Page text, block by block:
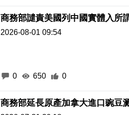
商務部譴責美國列中國實體入所
2026-08-01 09:54
0 650 0
商務部延長原產加拿大進口豌豆